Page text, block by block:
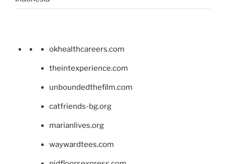
okhealthcareers.com
theintexperience.com
unboundedthefilm.com
catfriends-bg.org
marianlives.org
waywardtees.com